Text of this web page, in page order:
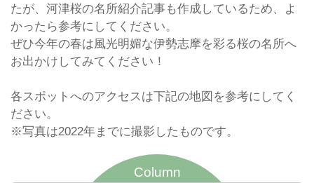
たが、河津桜の名所紹介記事も作成しているため、よ
かったら参考にしてください。
ぜひ今年の春は風光明媚な伊勢志摩を彩る桜の名所へ
お出かけしてみてください！
各スポットへのアクセスは下記の地図を参考にしてく
ださい。
※写真は2022年までに撮影したものです。
Column